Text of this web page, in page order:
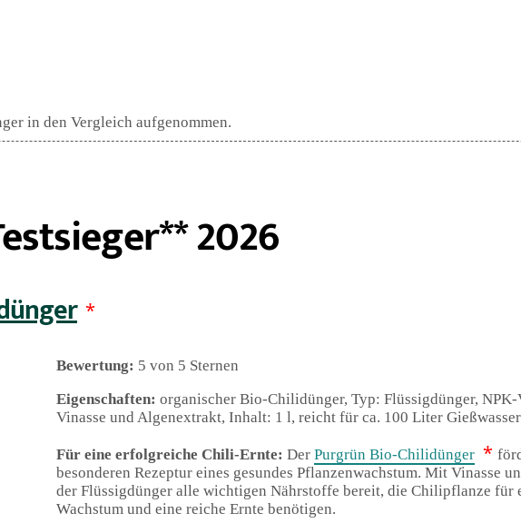
in den Vergleich aufgenommen.
2026
*
Bewertung: 5 von 5 Sternen
Eigenschaften: organischer Bio-Chilidünger, Typ: Flüssigdünger,
Vinasse und Algenextrakt, Inhalt: 1 l, reicht für ca. 100 Liter Gießwasser
Für eine erfolgreiche Chili-Ernte: Der Purgrün Bio-Chilidünger *
besonderen Rezeptur eines gesundes Pflanzenwachstum. Mit Vinasse
der Flüssigdünger alle wichtigen Nährstoffe bereit, die Chilipflanze für
Wachstum und eine reiche Ernte benötigen.